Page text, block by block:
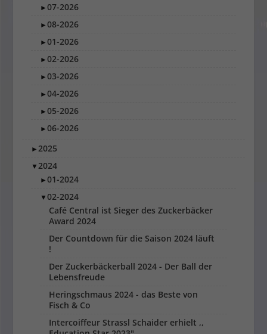
►07-2026
►08-2026
►01-2026
►02-2026
►03-2026
►04-2026
►05-2026
►06-2026
►2025
▼2024
►01-2024
▼02-2024
Café Central ist Sieger des Zuckerbäcker
Award 2024
Der Countdown für die Saison 2024 läuft
!
Der Zuckerbäckerball 2024 - Der Ball der
Lebensfreude
Heringschmaus 2024 - das Beste von
Fisch & Co
Intercoiffeur Strassl Schaider erhielt ,,